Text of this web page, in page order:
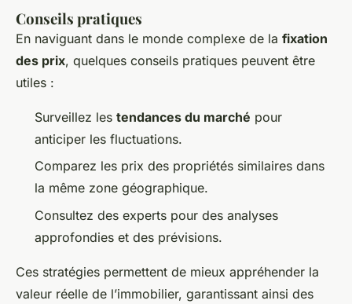
Conseils pratiques
En naviguant dans le monde complexe de la fixation
des prix, quelques conseils pratiques peuvent être
utiles :
Surveillez les tendances du marché pour
anticiper les fluctuations.
Comparez les prix des propriétés similaires dans
la même zone géographique.
Consultez des experts pour des analyses
approfondies et des prévisions.
Ces stratégies permettent de mieux appréhender la
valeur réelle de l’immobilier, garantissant ainsi des